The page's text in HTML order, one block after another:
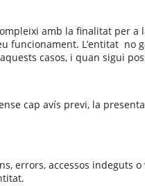
amb la finalitat per
funcionament. L’entitat
casos, i quan sigui
cap avís previ, la
errors, accessos